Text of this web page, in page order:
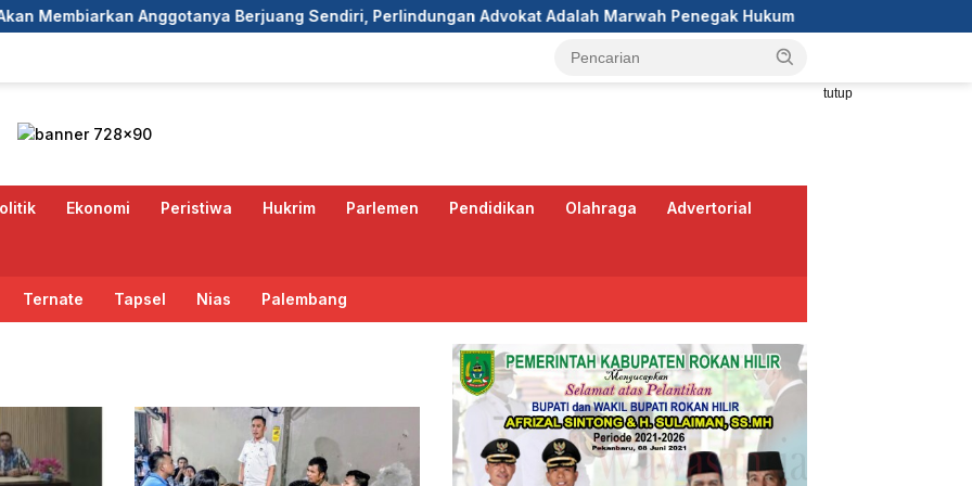
Berjuang Sendiri, Perlindungan Advokat Adalah Marwah Penegak Hukum DPC GRIB Jaya Pekanbaru Hadiri
tutup
Ekonomi Peristiwa Hukrim Parlemen Pendidikan Olahraga Advertorial
Ternate Tapsel Nias Palembang